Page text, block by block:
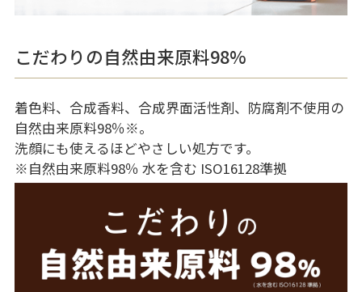
こだわりの自然由来原料98%
着色料、合成香料、合成界面活性剤、防腐剤不使用の
自然由来原料98％※。
洗顔にも使えるほどやさしい処方です。
※自然由来原料98％ 水を含む ISO16128準拠